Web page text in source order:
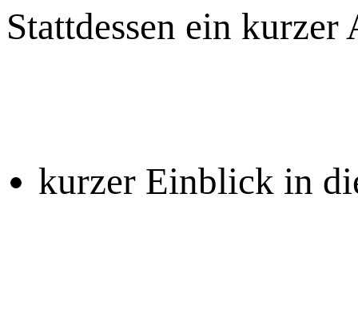
Stattdessen ein kurzer
kurzer Einblick in